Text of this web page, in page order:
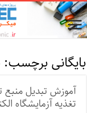
بایگانی برچسب:
تغذیه آزمایشگاه